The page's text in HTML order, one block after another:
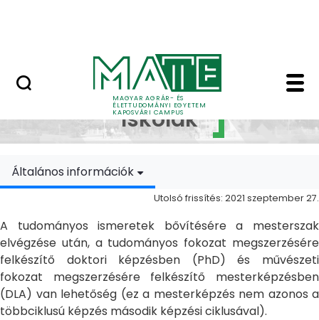
MAGYAR AGRÁR- ÉS
ÉLETTUDOMÁNYI EGYETEM
KAPOSVÁRI CAMPUS
Doktori Iskolák -
Doktori
Iskolák
Általános információk
Utolsó frissítés: 2021 szeptember 27.
A tudományos ismeretek bővítésére a mesterszak
elvégzése után, a tudományos fokozat megszerzésére
felkészítő doktori képzésben (PhD) és művészeti
fokozat megszerzésére felkészítő mesterképzésben
(DLA) van lehetőség (ez a mesterképzés nem azonos a
többciklusú képzés második képzési ciklusával).